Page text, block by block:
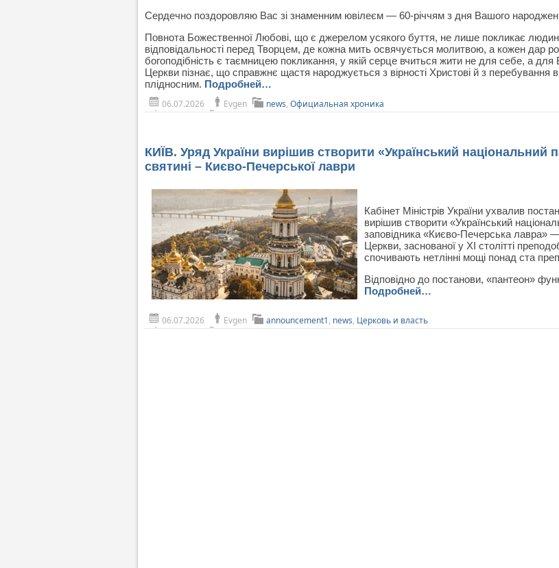
Сердечно поздоровляю Вас зі знаменним ювілеєм — 60-річчям з дня Вашого
Повнота Божественної Любові, що є джерелом усякого буття, не лише покликає
відповідальності перед Творцем, де кожна мить освячується молитвою, а кожен дар
богоподібність є таємницею покликання, у якій серце вчиться жити не для себе, а для
Церкви пізнає, що справжнє щастя народжується з вірності Христові й з перебування
плідносним. Подробней…
06.07.2026
Evgen news, Официальная хроника
КИЇВ. Уряд України вирішив створити «Український національний
святині – Києво-Печерської лаври
Кабінет Міністрів України ухвалив
вирішив створити «Український
заповідника «Києво-Печерська лавра»
Церкви, заснованої у XI столітті
спочивають нетлінні мощі понад ста
Відповідно до постанови, «пантеон»
Подробней…
06.07.2026 Evgen announcement1, news, Церковь и власть